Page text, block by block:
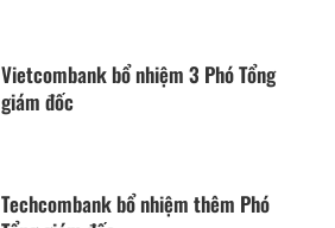
Vietcombank bổ nhiệm 3 Phó Tổng
giám đốc
Techcombank bổ nhiệm thêm Phó